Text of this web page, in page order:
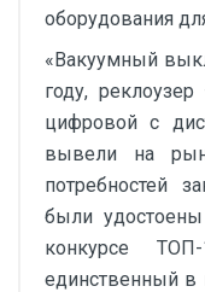
оборудования
«Вакуумный
году,
цифровой с
вывели на
потребностей
были
конкурсе
единственный в